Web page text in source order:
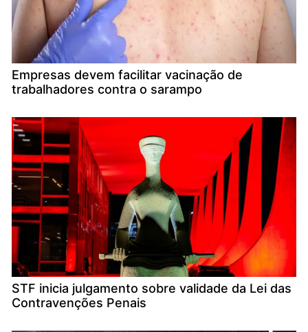
Empresas devem facilitar vacinação de
trabalhadores contra o sarampo
STF inicia julgamento sobre validade da Lei das
Contravenções Penais